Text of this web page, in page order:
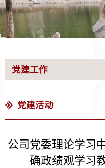
党建工作
党建活动
公司党委理论学习
确政绩观学习